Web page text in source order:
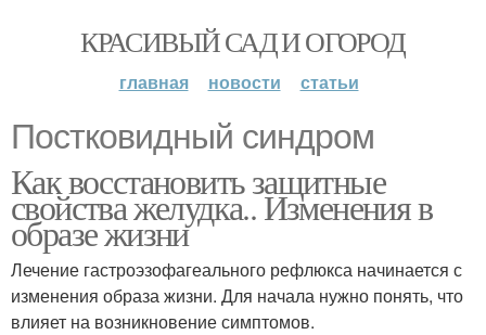
КРАСИВЫЙ САД И ОГОРОД
главная новости статьи
Постковидный синдром
Как восстановить защитные
свойства желудка.. Изменения в
образе жизни
Лечение гастроэзофагеального рефлюкса начинается с
изменения образа жизни. Для начала нужно понять, что
влияет на возникновение симптомов.